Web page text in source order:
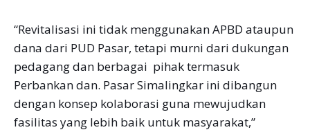
“Revitalisasi ini tidak menggunakan APBD ataupun
dana dari PUD Pasar, tetapi murni dari dukungan
pedagang dan berbagai pihak termasuk
Perbankan dan. Pasar Simalingkar ini dibangun
dengan konsep kolaborasi guna mewujudkan
fasilitas yang lebih baik untuk masyarakat,”